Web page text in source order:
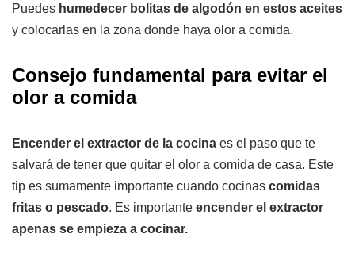
Puedes humedecer bolitas de algodón en estos aceites
y colocarlas en la zona donde haya olor a comida.
Consejo fundamental para evitar el
olor a comida
Encender el extractor de la cocina es el paso que te
salvará de tener que quitar el olor a comida de casa. Este
tip es sumamente importante cuando cocinas comidas
fritas o pescado. Es importante encender el extractor
apenas se empieza a cocinar.